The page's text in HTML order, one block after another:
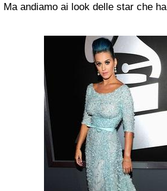
Ma andiamo ai look delle star che